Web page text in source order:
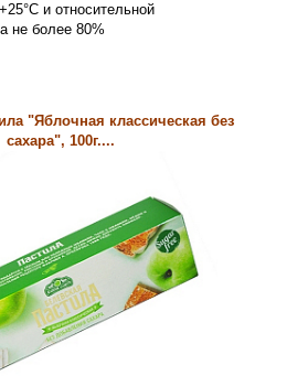
и относительной
не более 80%
"Яблочная классическая без
сахара", 100г....